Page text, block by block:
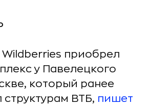
приобрел
у Павелецкого
который ранее
ВТБ, пишет